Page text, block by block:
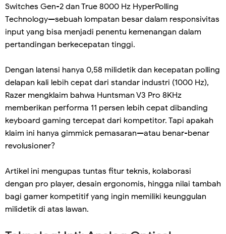
Switches Gen-2 dan True 8000 Hz HyperPolling
Technology—sebuah lompatan besar dalam responsivitas
input yang bisa menjadi penentu kemenangan dalam
pertandingan berkecepatan tinggi.
Dengan latensi hanya 0,58 milidetik dan kecepatan polling
delapan kali lebih cepat dari standar industri (1000 Hz),
Razer mengklaim bahwa Huntsman V3 Pro 8KHz
memberikan performa 11 persen lebih cepat dibanding
keyboard gaming tercepat dari kompetitor. Tapi apakah
klaim ini hanya gimmick pemasaran—atau benar-benar
revolusioner?
Artikel ini mengupas tuntas fitur teknis, kolaborasi
dengan pro player, desain ergonomis, hingga nilai tambah
bagi gamer kompetitif yang ingin memiliki keunggulan
milidetik di atas lawan.